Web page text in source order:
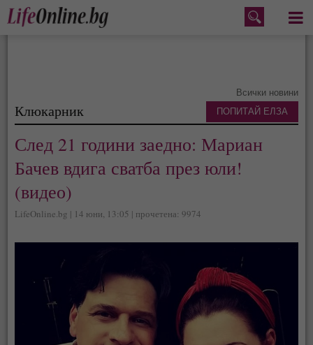
Меню
Всички новини
Клюкарник
След 21 години заедно: Мариан
Бачев вдига сватба през юли!
(видео)
LifeOnline.bg | 14 юни, 13:05 | прочетена: 9974
ПОПИТАЙ ЕЛЗА